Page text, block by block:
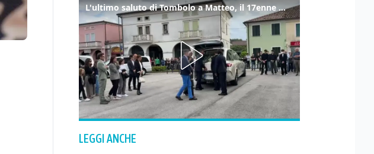
L'ultimo saluto di Tombolo a Matteo, il 17enne morto di tumore. Il video
LEGGI ANCHE